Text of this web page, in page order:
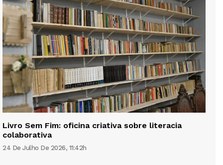
Livro Sem Fim: oficina criativa sobre literacia
colaborativa
24 De Julho De 2026, 11:42h